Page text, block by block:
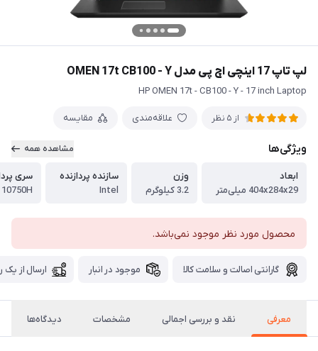
لپ تاپ 17 اینچی اچ پی مدل OMEN 17t CB100 - Y
HP OMEN 17t - CB100 - Y - 17 inch Laptop
از 5 نظر علاقه‌مندی مقایسه
ویژگی‌ها مشاهده همه
ابعاد
404x284x29 میلی‌متر
وزن
3.2 کیلوگرم
سازنده پردازنده
Intel
سری
محصول مورد نظر موجود نمی‌باشد.
گارانتی اصالت و سلامت کالا موجود در انبار ارسال از یک
معرفی نقد و بررسی اجمالی مشخصات دیدگاه‌ها